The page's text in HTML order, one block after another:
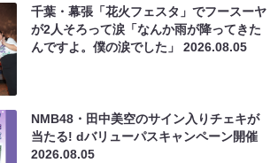
千葉・幕張「花火フェスタ」でフースーヤ
が2人そろって涙「なんか雨が降ってきた
んですよ。僕の涙でした」2026.08.05
NMB48・田中美空のサイン入りチェキが
当たる! dバリューパスキャンペーン開催
2026.08.05